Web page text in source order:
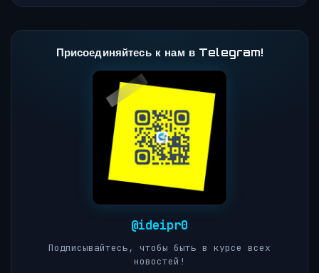
Присоединяйтесь к нам в Telegram!
@ideipr0
Подписывайтесь, чтобы быть в курсе всех
новостей!